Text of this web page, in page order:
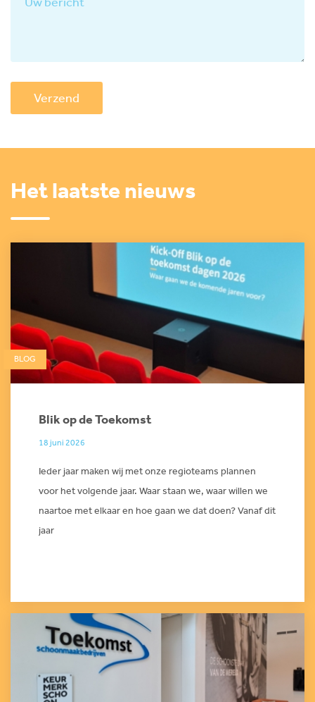
Het laatste nieuws
BLOG
Blik op de Toekomst
18 juni 2026
Ieder jaar maken wij met onze regioteams plannen
voor het volgende jaar. Waar staan we, waar willen we
naartoe met elkaar en hoe gaan we dat doen? Vanaf dit
jaar